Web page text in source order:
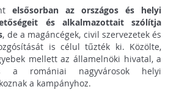
elsősorban az országos és helyi
és alkalmazottait szólítja
, de a magáncégek, civil szervezetek és
is célul tűzték ki. Közölte,
mellett az államelnöki hivatal, a
a romániai nagyvárosok helyi
a kampányhoz.